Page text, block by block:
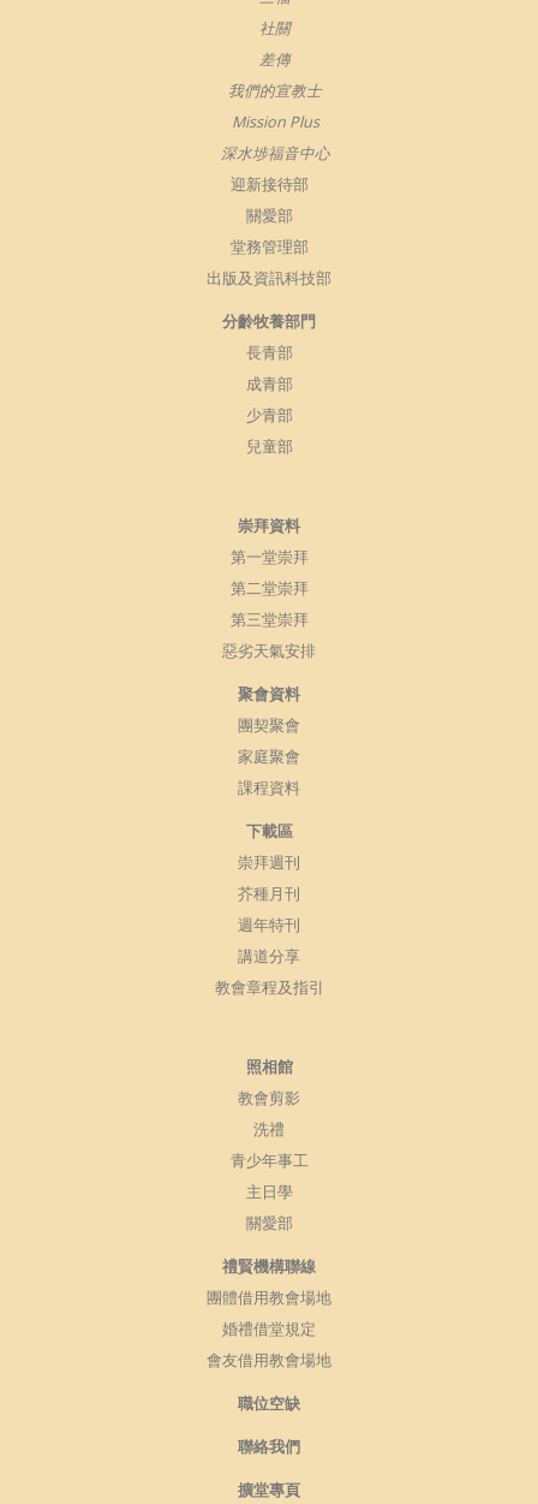
社關
差傳
我們的宣教士
Mission Plus
深水埗福音中心
迎新接待部
關愛部
堂務管理部
出版及資訊科技部
分齡牧養部門
長青部
成青部
少青部
兒童部
崇拜資料
第一堂崇拜
第二堂崇拜
第三堂崇拜
惡劣天氣安排
聚會資料
團契聚會
家庭聚會
課程資料
下載區
崇拜週刊
芥種月刊
週年特刊
講道分享
教會章程及指引
照相館
教會剪影
洗禮
青少年事工
主日學
關愛部
禮賢機構聯線
團體借用教會場地
婚禮借堂規定
會友借用教會場地
職位空缺
聯絡我們
擴堂專頁